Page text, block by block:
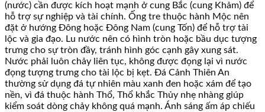
(nước) cần được kích hoạt mạnh ở cung Bắc (cung Khảm) để
hỗ trợ sự nghiệp và tài chính. Ống tre thuộc hành Mộc nên
đặt ở hướng Đông hoặc Đông Nam (cung Tốn) để hỗ trợ tài
lộc và gia đạo. Lu nước nên có hình tròn hoặc bầu dục tượng
trưng cho sự tròn đầy, tránh hình góc cạnh gây xung sát.
Nước phải luôn chảy liên tục, không được đọng lại vì nước
đọng tượng trưng cho tài lộc bị kẹt. Đá Cảnh Thiên An
thường sử dụng đá tự nhiên màu xanh đen hoặc xám để tạo
nền, vì đá thuộc hành Thổ, Thổ khắc Thủy nhẹ nhàng giúp
kiểm soát dòng chảy không quá mạnh. Ánh sáng ấm áp chiếu